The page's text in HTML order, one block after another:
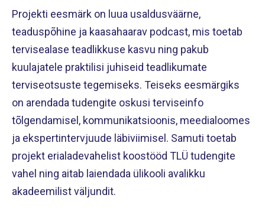
Projekti eesmärk on luua usaldusväärne,
teaduspõhine ja kaasahaarav podcast, mis toetab
tervisealase teadlikkuse kasvu ning pakub
kuulajatele praktilisi juhiseid teadlikumate
terviseotsuste tegemiseks. Teiseks eesmärgiks
on arendada tudengite oskusi terviseinfo
tõlgendamisel, kommunikatsioonis, meedialoomes
ja ekspertintervjuude läbiviimisel. Samuti toetab
projekt erialadevahelist koostööd TLÜ tudengite
vahel ning aitab laiendada ülikooli avalikku
akadeemilist väljundit.